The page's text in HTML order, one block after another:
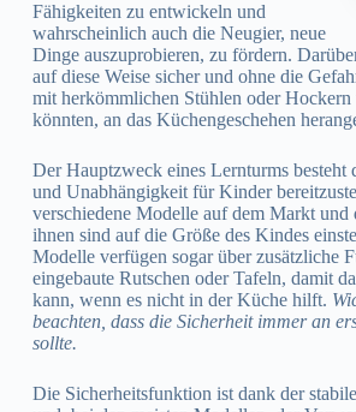
Fähigkeiten zu entwickeln und
wahrscheinlich auch die Neugier, neue
Dinge auszuprobieren, zu fördern.
auf diese Weise sicher und ohne die
mit herkömmlichen Stühlen oder Hockern
könnten, an das Küchengeschehen
Der Hauptzweck eines Lernturms besteht
und Unabhängigkeit für Kinder
verschiedene Modelle auf dem Markt und
ihnen sind auf die Größe des Kindes
Modelle verfügen sogar über zusätzliche
eingebaute Rutschen oder Tafeln, damit
kann, wenn es nicht in der Küche hilft.
beachten, dass die Sicherheit immer an
sollte.
Die Sicherheitsfunktion ist dank der